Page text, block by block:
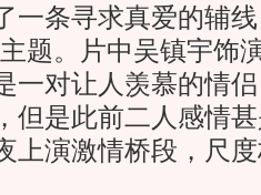
一条寻求真爱的辅
题。片中吴镇宇饰
一对让人羡慕的情
但是此前二人感情
上演激情桥段，尺